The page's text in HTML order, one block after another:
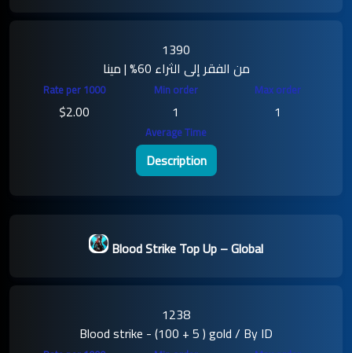
1390
من الفقر إلى الثراء 60% | مينا
$2.00
1 1
Description
Blood Strike Top Up – Global
1238
Blood strike - (100 + 5 ) gold / By ID